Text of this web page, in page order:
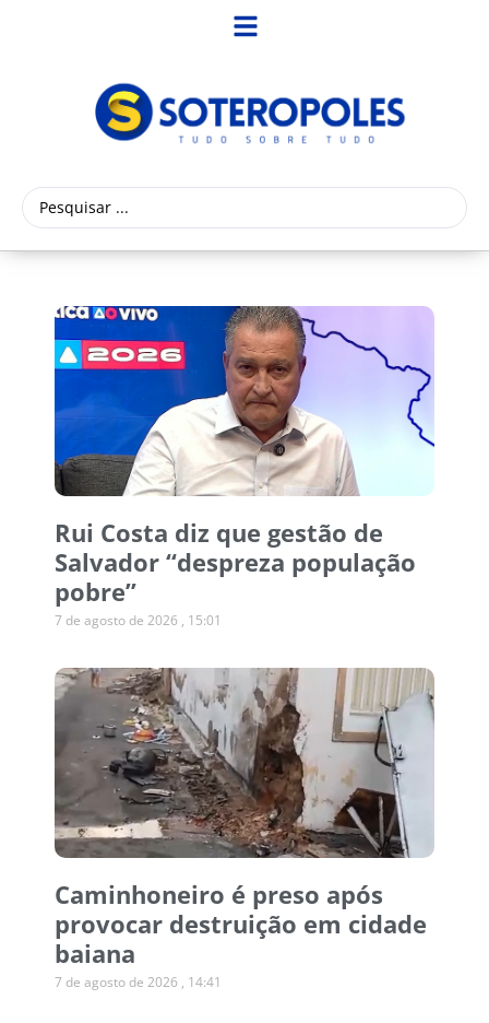
Rui Costa diz que gestão de
Salvador “despreza população
pobre”
7 de agosto de 2026 15:01
Caminhoneiro é preso após
provocar destruição em cidade
baiana
7 de agosto de 2026 14:41